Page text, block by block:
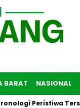
BARAT NASIONAL
Peristiwa Tersebut